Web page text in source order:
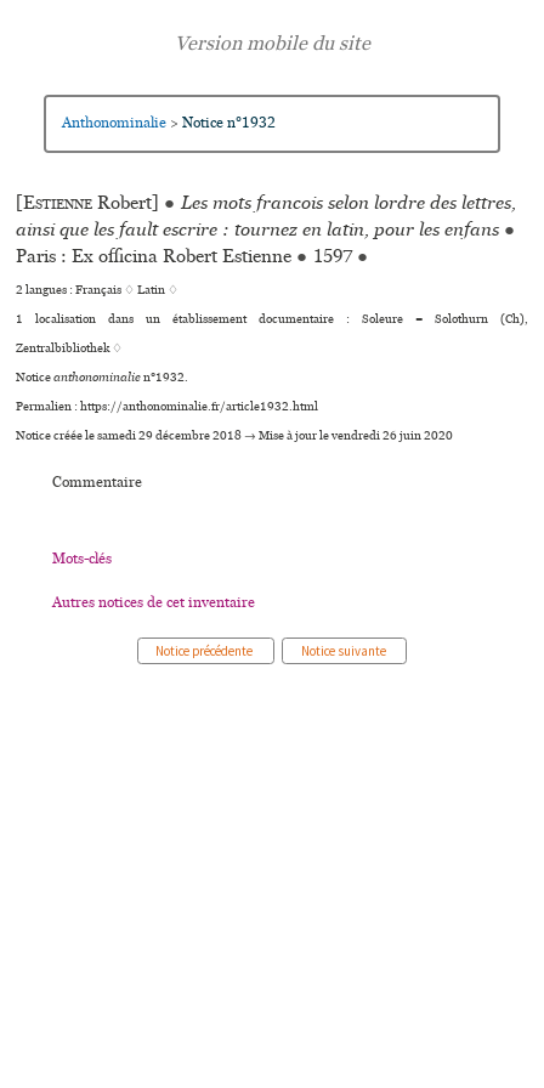
Anthonominalie > Notice n°1932
[Estienne Robert] ● Les mots francois selon lordre des lettres,
ainsi que les fault escrire : tournez en latin, pour les enfans ●
Paris : Ex officina Robert Estienne ● 1597 ●
2 langues :Français ♢Latin ♢
1 localisation dans un établissement documentaire : Soleure = Solothurn (Ch),
Zentralbibliothek ♢
Noticeanthonominalien°1932.
Permalien : https://anthonominalie.fr/article1932.html
Notice créée le samedi 29 décembre 2018 → Mise à jour le vendredi 26 juin 2020
Commentaire
Mots-clés
Autres notices de cet inventaire
Notice précédente Notice suivante